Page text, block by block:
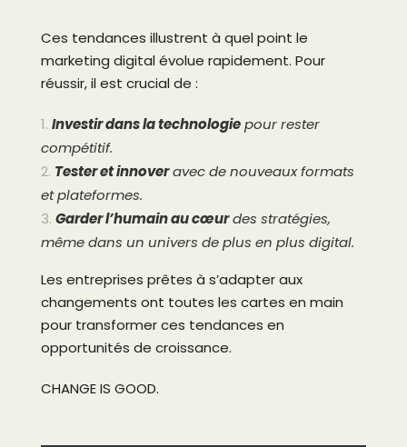
Ces tendances illustrent à quel point le
marketing digital évolue rapidement. Pour
réussir, il est crucial de :
Investir dans la technologiepour rester
compétitif.
Tester et innoveravec de nouveaux formats
et plateformes.
Garder l’humain au cœurdes stratégies,
même dans un univers de plus en plus digital.
Les entreprises prêtes à s’adapter aux
changements ont toutes les cartes en main
pour transformer ces tendances en
opportunités de croissance.
CHANGE IS GOOD.